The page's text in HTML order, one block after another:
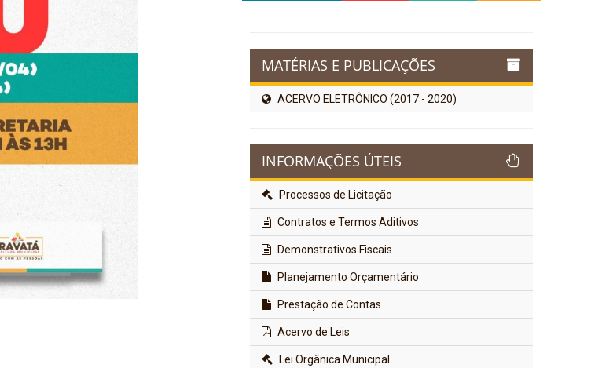
MATÉRIAS E PUBLICAÇÕES
ACERVO ELETRÔNICO (2017 - 2020)
INFORMAÇÕES ÚTEIS
Processos de Licitação
Contratos e Termos Aditivos
Demonstrativos Fiscais
Planejamento Orçamentário
Prestação de Contas
Acervo de Leis
Lei Orgânica Municipal